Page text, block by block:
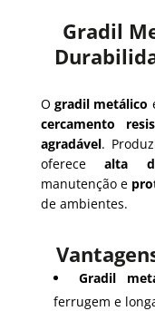
Gradil
Ogradil metálico
cercamento
agradável.
oferecealta
manutenção e
de ambientes.
Gradil
ferrugem e